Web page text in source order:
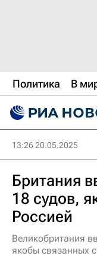
Политика В
13:26 20.05.2025
Британия
18 судов,
Россией
Великобритания
якобы связанных